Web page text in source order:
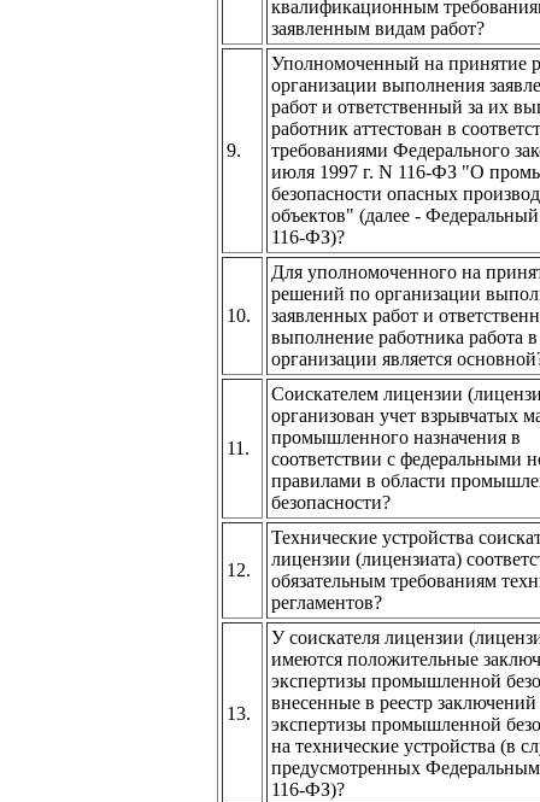
квалификационным
заявленным видам работ?
9.
Уполномоченный на принятие
организации выполнения
работ и ответственный за их
работник аттестован в
требованиями Федерального
июля 1997 г. N 116-ФЗ "О
безопасности опасных
объектов" (далее -
116-ФЗ)?
10.
Для уполномоченного на
решений по организации
заявленных работ и
выполнение работника работа в
организации является
11.
Соискателем лицензии
организован учет взрывчатых
промышленного назначения в
соответствии с федеральными
правилами в области
безопасности?
12.
Технические устройства
лицензии (лицензиата)
обязательным требованиям
регламентов?
13.
У соискателя лицензии
имеются положительные
экспертизы промышленной
внесенные в реестр заключений
экспертизы промышленной
на технические устройства (в
предусмотренных
116-ФЗ)?